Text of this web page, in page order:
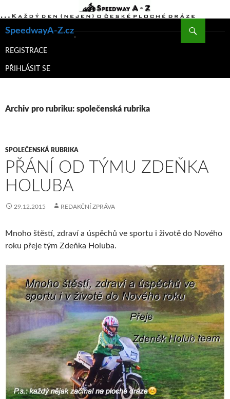
SpeedwayA-Z.cz
K
WEBU
REGISTRACE
PŘIHLÁSIT SE
Archiv pro rubriku: společenská rubrika
SPOLEČENSKÁ RUBRIKA
PŘÁNÍ OD TÝMU ZDEŇKA
HOLUBA
29.12.2015 REDAKČNÍ ZPRÁVA
Mnoho štěstí, zdraví a úspěchů ve sportu i životě do Nového
roku přeje tým Zdeňka Holuba.